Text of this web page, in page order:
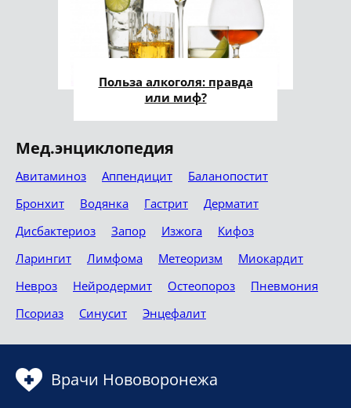
Польза алкоголя: правда
или миф?
Мед.энциклопедия
Авитаминоз Аппендицит
Баланопостит
Бронхит
Водянка Гастрит
Дерматит
Дисбактериоз
Запор Изжога
Кифоз
Ларингит
Лимфома Метеоризм
Миокардит
Невроз
Нейродермит Остеопороз
Пневмония
Псориаз
Синусит Энцефалит
Врачи Нововоронежа